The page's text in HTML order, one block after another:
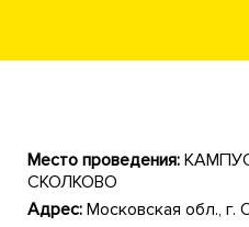
Место проведения:
СКОЛКОВО
Адрес: Московская обл., г.